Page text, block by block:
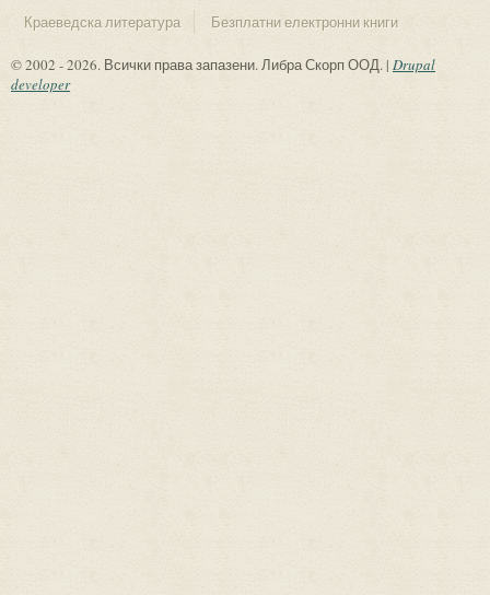
Краеведска литература
Безплатни електронни книги
© 2002 - 2026. Всички права запазени. Либра Скорп ООД. | Drupal
developer